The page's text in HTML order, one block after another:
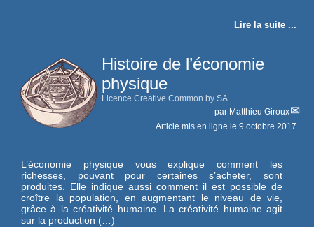
Lire la suite ...
Histoire de l’économie
physique
Licence Creative Common by SA
par Matthieu Giroux
Article mis en ligne le 9 octobre 2017
L’économie physique vous explique comment les
richesses, pouvant pour certaines s’acheter, sont
produites. Elle indique aussi comment il est possible de
croître la population, en augmentant le niveau de vie,
grâce à la créativité humaine. La créativité humaine agit
sur la production (…)